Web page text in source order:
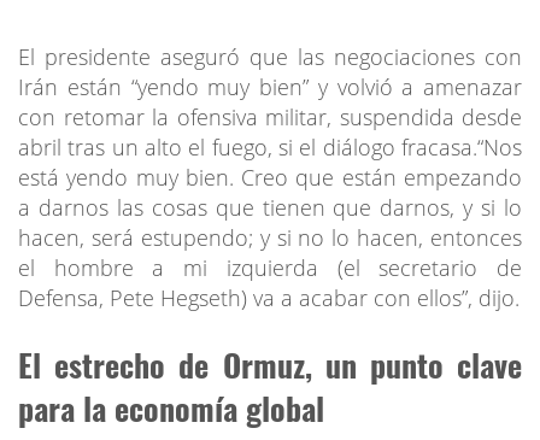
El presidente aseguró que las negociaciones con
Irán están “yendo muy bien” y volvió a amenazar
con retomar la ofensiva militar, suspendida desde
abril tras un alto el fuego, si el diálogo fracasa.“Nos
está yendo muy bien. Creo que están empezando
a darnos las cosas que tienen que darnos, y si lo
hacen, será estupendo; y si no lo hacen, entonces
el hombre a mi izquierda (el secretario de
Defensa, Pete Hegseth) va a acabar con ellos”, dijo.
El estrecho de Ormuz, un punto clave
para la economía global